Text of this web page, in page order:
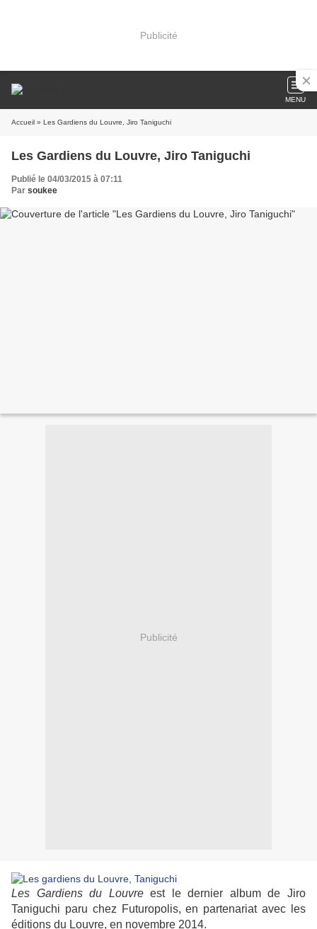
Publicité
MENU
Accueil » Les Gardiens du Louvre, Jiro Taniguchi
Les Gardiens du Louvre, Jiro Taniguchi
Publié le 04/03/2015 à 07:11
Par soukee
Publicité
Les Gardiens du Louvreest le dernier album de Jiro
Taniguchi paru chez Futuropolis, en partenariat avec les
éditions du Louvre, en novembre 2014.